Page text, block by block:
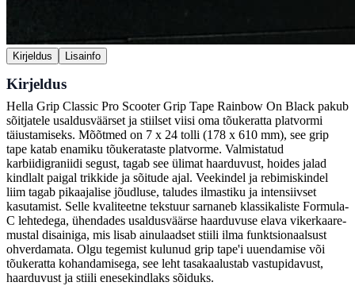
Kirjeldus Lisainfo
Kirjeldus
Hella Grip Classic Pro Scooter Grip Tape Rainbow On Black pakub
sõitjatele usaldusväärset ja stiilset viisi oma tõukeratta platvormi
täiustamiseks. Mõõtmed on 7 x 24 tolli (178 x 610 mm), see grip
tape katab enamiku tõukerataste platvorme. Valmistatud
karbiidigraniidi segust, tagab see ülimat haarduvust, hoides jalad
kindlalt paigal trikkide ja sõitude ajal. Veekindel ja rebimiskindel
liim tagab pikaajalise jõudluse, taludes ilmastiku ja intensiivset
kasutamist. Selle kvaliteetne tekstuur sarnaneb klassikaliste Formula-
C lehtedega, ühendades usaldusväärse haarduvuse elava vikerkaare-
mustal disainiga, mis lisab ainulaadset stiili ilma funktsionaalsust
ohverdamata. Olgu tegemist kulunud grip tape'i uuendamise või
tõukeratta kohandamisega, see leht tasakaalustab vastupidavust,
haarduvust ja stiili enesekindlaks sõiduks.